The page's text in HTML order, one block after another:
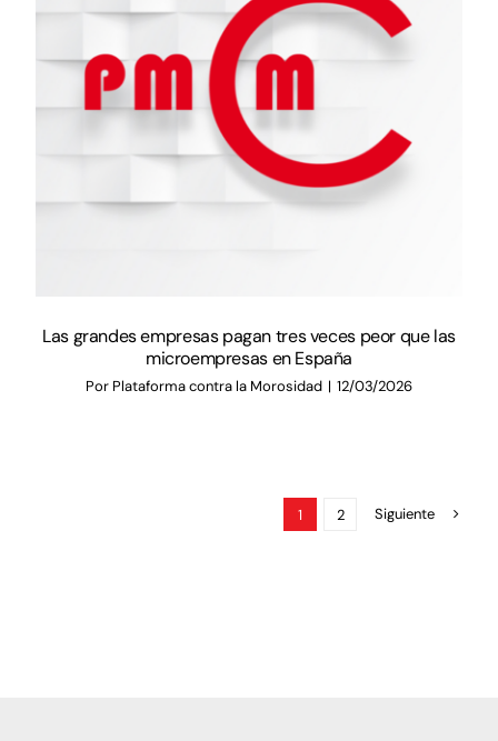
Las grandes empresas pagan tres veces peor que las
microempresas en España
Por Plataforma contra la Morosidad | 12/03/2026
1 2 Siguiente